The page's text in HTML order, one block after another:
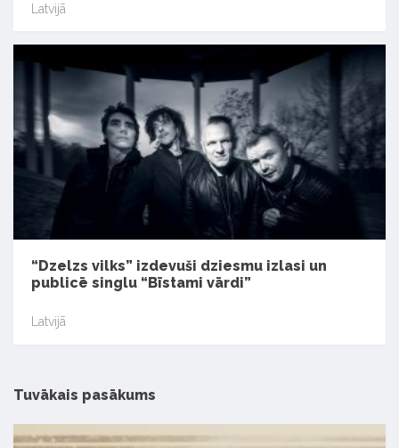
Latvijā
“Dzelzs vilks” izdevuši dziesmu izlasi un
publicē singlu “Bīstami vārdi”
Latvijā
Tuvākais pasākums